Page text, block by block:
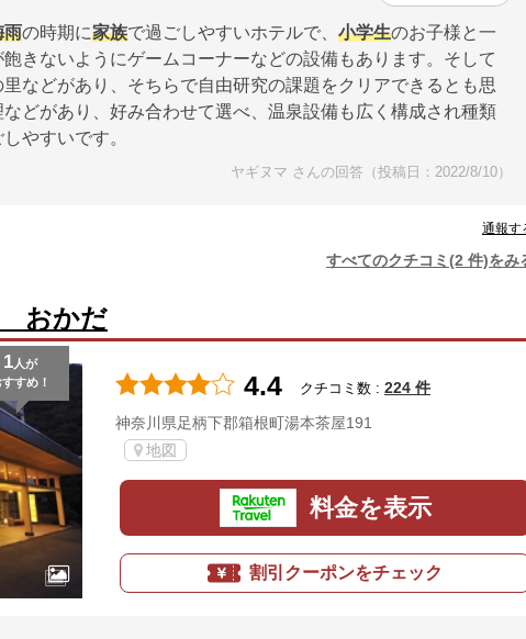
雨の時期に家族で過ごしやすいホテルで、 小学生のお子様と一
きないようにゲームコーナーなどの設備もあります。そして
などがあり、そちらで自由研究の課題をクリアできるとも思
どがあり、好み合わせて選べ、温泉設備も広く構成され種類
やすいです。
ヤギヌマ さんの回答（投稿日：2022/8/10）
通報す
すべてのクチコミ(2 件)をみ
おかだ
1人が
すすめ！
4.4 クチコミ数 : 224 件
神奈川県足柄下郡箱根町湯本茶屋191
地図
料金を表示
割引クーポンをチェック